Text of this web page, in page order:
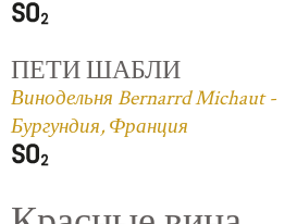
ПЕТИ ШАБЛИ
Винодельня Bernarrd Michaut -
Бургундия, Франция